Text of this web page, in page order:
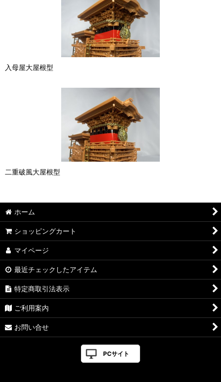
入母屋大屋根型
二重破風大屋根型
ホーム
ショッピングカート
マイページ
最近チェックしたアイテム
特定商取引法表示
ご利用案内
お問い合せ
PCサイト